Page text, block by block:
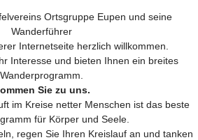
Ortsgruppe Eupen und seine
Wanderführer
Internetseite herzlich willkommen.
Interesse und bieten Ihnen ein breites
Wanderprogramm.
Sie zu uns.
im Kreise netter Menschen ist das beste
für Körper und Seele.
regen Sie Ihren Kreislauf an und tanken